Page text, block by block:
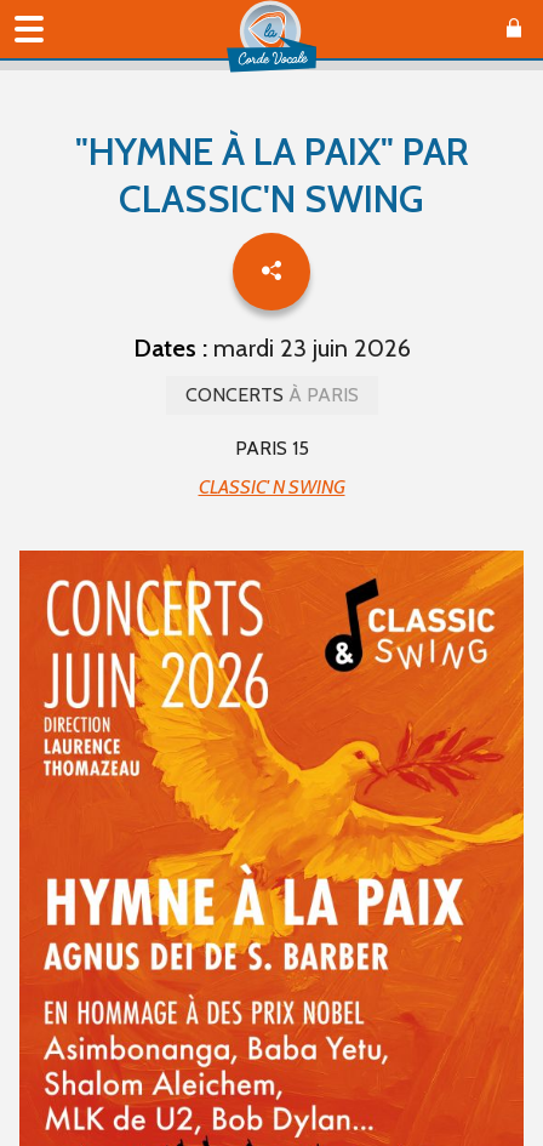
"HYMNE À LA PAIX" PAR
CLASSIC'N SWING
Dates :mardi 23 juin 2026
CONCERTS À PARIS
PARIS 15
CLASSIC' N SWING